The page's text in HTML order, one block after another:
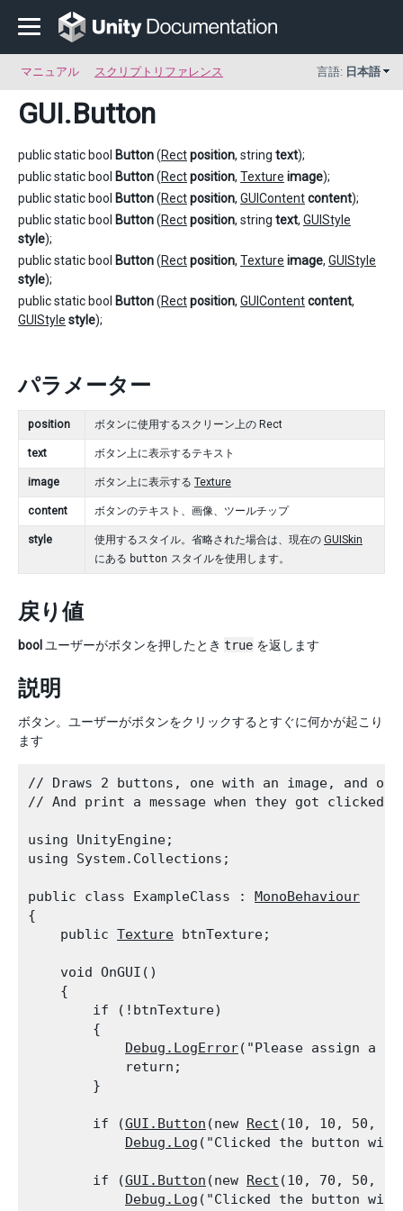
マニュアル スクリプトリファレンス 言語: 日本語
GUI.Button
public static bool Button(Rectposition, string text);
public static bool Button(Rectposition, Texture image);
public static bool Button(Rectposition, GUIContentcontent);
public static bool Button(Rectposition, string text, GUIStyle
style);
public static bool Button(Rectposition, Texture image, GUIStyle
style);
public static bool Button(Rectposition, GUIContentcontent,
GUIStyle style);
パラメーター
position ボタンに使用するスクリーン上の Rect
text ボタン上に表示するテキスト
image ボタン上に表示する Texture
content ボタンのテキスト、画像、ツールチップ
style 使用するスタイル。省略された場合は、現在の GUISkin
にある button スタイルを使用します。
戻り値
bool ユーザーがボタンを押したとき true を返します
説明
ボタン。ユーザーがボタンをクリックするとすぐに何かが起こり
ます
// Draws 2 buttons, one with an image, and
// And print a message when they got clicked.
using UnityEngine;
using System.Collections;
public class ExampleClass : MonoBehaviour
{
    public
Texture btnTexture;
    void OnGUI()
    {
        if (!btnTexture)
        {
Debug.LogError("Please assign a
            return;
        }
        if (
GUI.Button (new Rect (10, 10, 50,
Debug.Log ("Clicked the button
        if (
GUI.Button (new Rect (10, 70, 50,
Debug.Log ("Clicked the button